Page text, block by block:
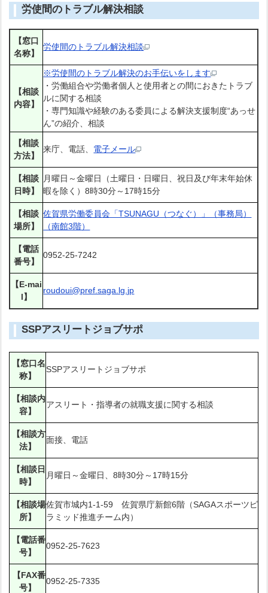
労使間のトラブル解決相談
【窓口
名称】
労使間のトラブル解決相談
【相談
内容】
※労使間のトラブル解決のお手伝いをします
・労働組合や労働者個人と使用者との間におきたトラブ
ルに関する相談
・専門知識や経験のある委員による解決支援制度“あっせ
ん”の紹介、相談
【相談
方法】
来庁、電話、 電子メール
【相談
日時】
月曜日～金曜日（土曜日・日曜日、祝日及び年末年始休
暇を除く）8時30分～17時15分
【相談
場所】
佐賀県労働委員会「TSUNAGU（つなぐ）」（事務局）
（南館3階）
【電話
番号】
0952-25-7242
【E-mai
l】
roudoui@pref.saga.lg.jp
SSPアスリートジョブサポ
【窓口名
称】
SSPアスリートジョブサポ
【相談内
容】
アスリート・指導者の就職支援に関する相談
【相談方
法】
面接、電話
【相談日
時】
月曜日～金曜日、8時30分～17時15分
【相談場
所】
佐賀市城内1-1-59 佐賀県庁新館6階（SAGAスポーツピ
ラミッド推進チーム内）
【電話番
号】
0952-25-7623
【FAX番
号】
0952-25-7335